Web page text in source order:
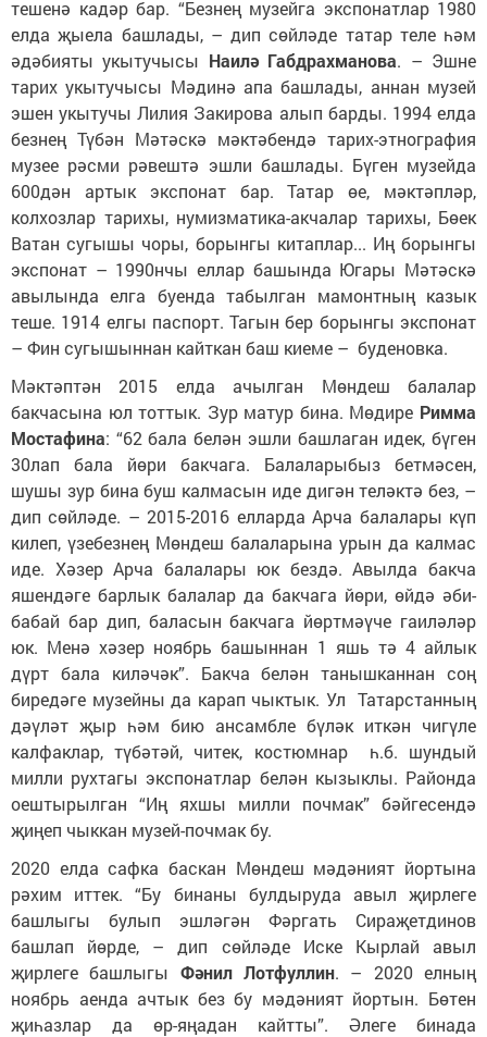
тешенә кадәр бар. “Безнең музейга экспонатлар 1980
елда җыела башлады, – дип сөйләде татар теле һәм
әдәбияты укытучысы Наилә Габдрахманова. – Эшне
тарих укытучысы Мәдинә апа башлады, аннан музей
эшен укытучы Лилия Закирова алып барды. 1994 елда
безнең Түбән Мәтәскә мәктәбендә тарих-этнография
музее рәсми рәвештә эшли башлады. Бүген музейда
600дән артык экспонат бар. Татар өе, мәктәпләр,
колхозлар тарихы, нумизматика-акчалар тарихы, Бөек
Ватан сугышы чоры, борынгы китаплар... Иң борынгы
экспонат – 1990нчы еллар башында Югары Мәтәскә
авылында елга буенда табылган мамонтның казык
теше. 1914 елгы паспорт. Тагын бер борынгы экспонат
– Фин сугышыннан кайткан баш киеме – буденовка.
Мәктәптән 2015 елда ачылган Мөндеш балалар
бакчасына юл тоттык. Зур матур бина. Мөдире Римма
Мостафина: “62 бала белән эшли башлаган идек, бүген
30лап бала йөри бакчага. Балаларыбыз бетмәсен,
шушы зур бина буш калмасын иде дигән теләктә без, –
дип сөйләде. – 2015-2016 елларда Арча балалары күп
килеп, үзебезнең Мөндеш балаларына урын да калмас
иде. Хәзер Арча балалары юк бездә. Авылда бакча
яшендәге барлык балалар да бакчага йөри, өйдә әби-
бабай бар дип, баласын бакчага йөртмәүче гаиләләр
юк. Менә хәзер ноябрь башыннан 1 яшь тә 4 айлык
дүрт бала киләчәк”. Бакча белән танышканнан соң
биредәге музейны да карап чыктык. Ул Татарстанның
дәүләт җыр һәм бию ансамбле бүләк иткән чигүле
калфаклар, түбәтәй, читек, костюмнар һ.б. шундый
милли рухтагы экспонатлар белән кызыклы. Районда
оештырылган “Иң яхшы милли почмак” бәйгесендә
җиңеп чыккан музей-почмак бу.
2020 елда сафка баскан Мөндеш мәдәният йортына
рәхим иттек. “Бу бинаны булдыруда авыл җирлеге
башлыгы булып эшләгән Фәргать Сираҗетдинов
башлап йөрде, – дип сөйләде Иске Кырлай авыл
җирлеге башлыгы Фәнил Лотфуллин. – 2020 елның
ноябрь аенда ачтык без бу мәдәният йортын. Бөтен
җиһазлар да өр-яңадан кайтты”. Әлеге бинада